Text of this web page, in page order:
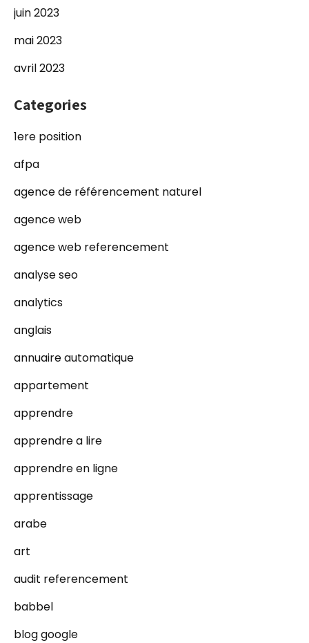
juin 2023
mai 2023
avril 2023
Categories
1ere position
afpa
agence de référencement naturel
agence web
agence web referencement
analyse seo
analytics
anglais
annuaire automatique
appartement
apprendre
apprendre a lire
apprendre en ligne
apprentissage
arabe
art
audit referencement
babbel
blog google